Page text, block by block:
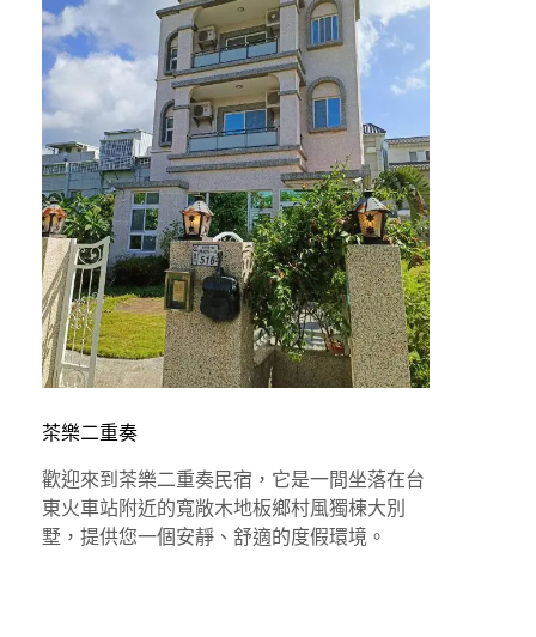
茶樂二重奏
歡迎來到茶樂二重奏民宿，它是一間坐落在台
東火車站附近的寬敞木地板鄉村風獨棟大別
墅，提供您一個安靜、舒適的度假環境。